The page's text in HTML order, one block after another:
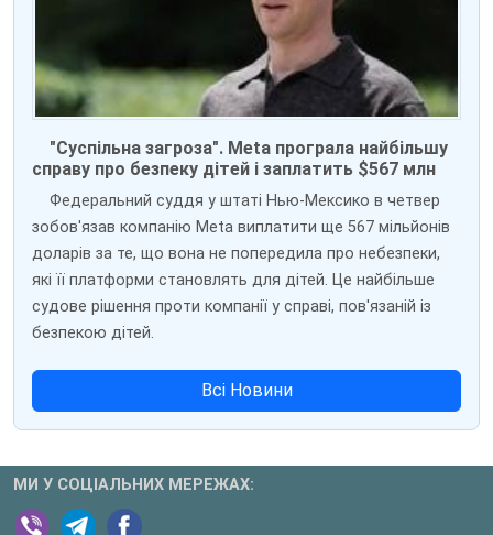
"Суспільна загроза". Meta програла найбільшу
справу про безпеку дітей і заплатить $567 млн
Федеральний суддя у штаті Нью-Мексико в четвер
зобов'язав компанію Meta виплатити ще 567 мільйонів
доларів за те, що вона не попередила про небезпеки,
які її платформи становлять для дітей. Це найбільше
судове рішення проти компанії у справі, пов'язаній із
безпекою дітей.
Всі Новини
МИ У СОЦІАЛЬНИХ МЕРЕЖАХ: